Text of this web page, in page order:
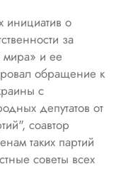
инициатив о
за
мира» и ее
обращение к
с
депутатов от
соавтор
таких партий
советы всех